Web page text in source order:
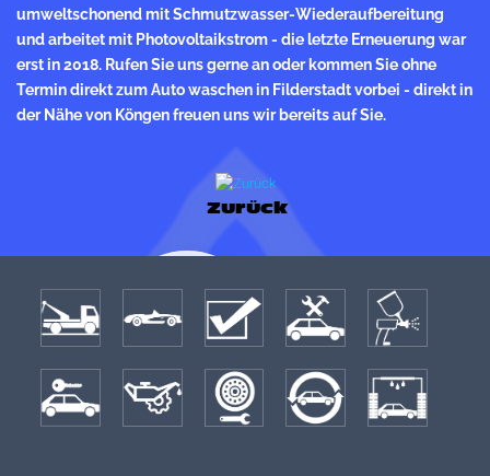
umweltschonend mit Schmutzwasser-Wiederaufbereitung
und arbeitet mit Photovoltaikstrom - die letzte Erneuerung war
erst in 2018. Rufen Sie uns gerne an oder kommen Sie ohne
Termin direkt zum Auto waschen in Filderstadt vorbei - direkt in
der Nähe von Köngen freuen uns wir bereits auf Sie.
Zurück